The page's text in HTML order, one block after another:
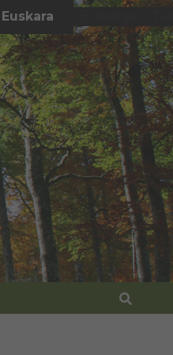
Euskara
Bilatu